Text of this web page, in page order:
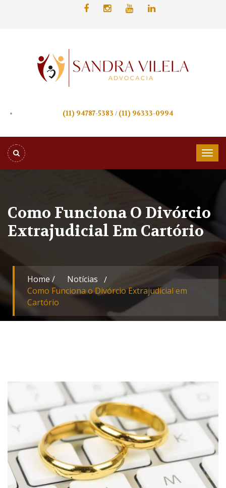
(11) 94787-5383 / (11) 96333-0994
Como Funciona O Divórcio
Extrajudicial Em Cartório
Home/
Notícias
Como Funciona o Divórcio Extrajudicial em
Cartório